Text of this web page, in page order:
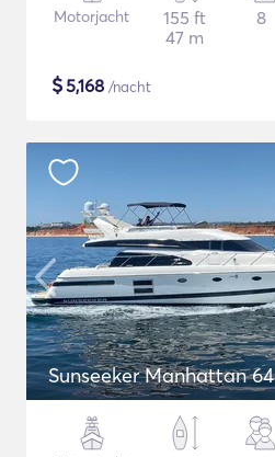
Motorjacht
155 ft
47 m
8
$5,168 /nacht
Sunseeker Manhattan 64